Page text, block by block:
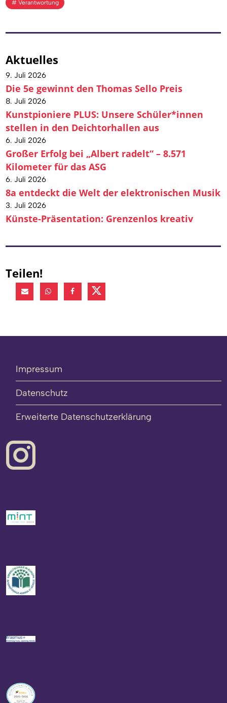
Verantwortung
Aktuelles
9. Juli 2026
Die 5e gewinnt den Thomas Sello Preis
8. Juli 2026
Kunstpioniere PLUS: Unsere Schüler*innen
stellen in den Deichtorhallen aus
6. Juli 2026
Großer Erfolg bei „Albert radelt“ – 8.571
Kilometer für das ASG
6. Juli 2026
8a entdeckt die Welt der elektronischen Musik
3. Juli 2026
Künste-Präsentation: Grenzenlos kreativ
Teilen!
Impressum
Datenschutz
Erweiterte Datenschutzerklärung